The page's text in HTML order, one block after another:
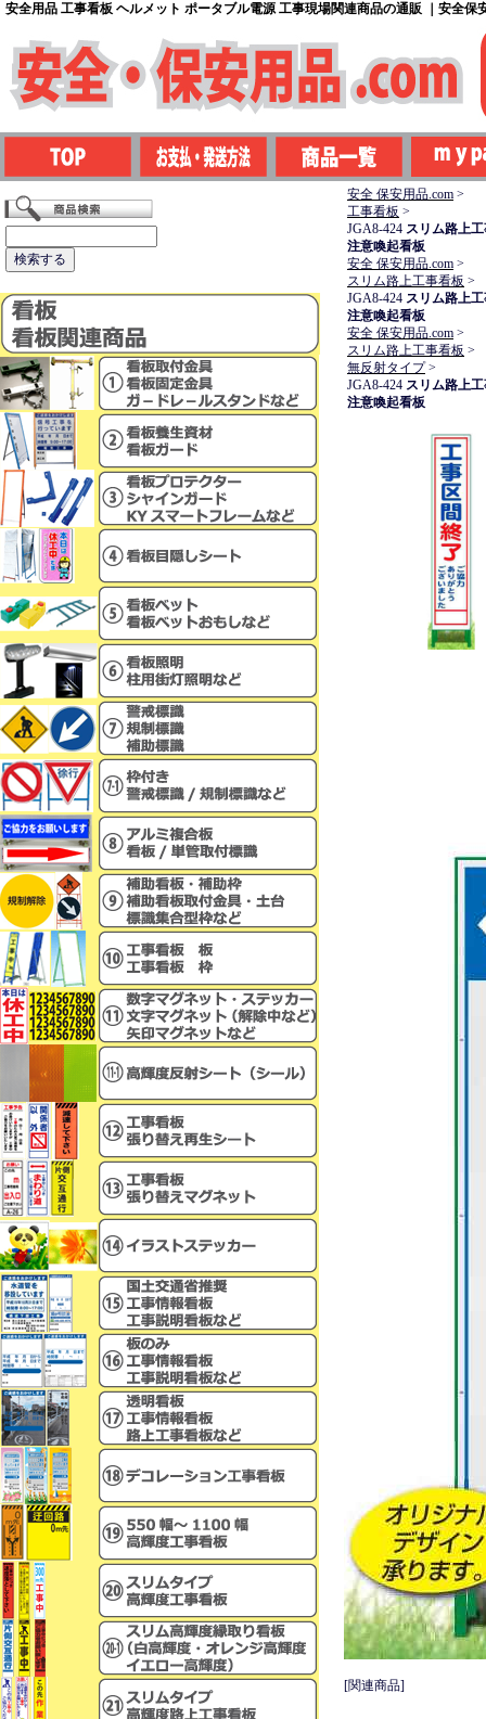
安全用品 工事看板 ヘルメット ポータブル電源 工事現場関連商品の通販 ｜安全保
安全 保安用品.com >
工事看板 >
JGA8-424 スリム路上
注意喚起看板
安全 保安用品.com >
スリム路上工事看板 >
JGA8-424 スリム路上
注意喚起看板
安全 保安用品.com >
スリム路上工事看板 >
無反射タイプ>
JGA8-424 スリム路上
注意喚起看板
[関連商品]